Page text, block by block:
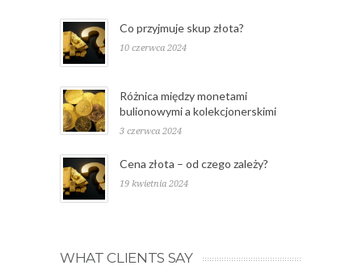
Co przyjmuje skup złota?
10 czerwca 2024
Różnica między monetami
bulionowymi a kolekcjonerskimi
3 czerwca 2024
Cena złota – od czego zależy?
19 kwietnia 2024
WHAT CLIENTS SAY